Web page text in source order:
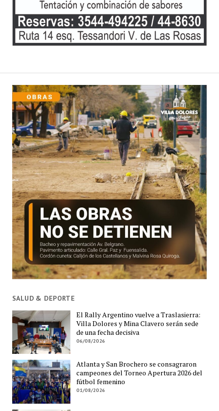
SALUD & DEPORTE
El Rally Argentino vuelve a Traslasierra:
Villa Dolores y Mina Clavero serán sede
de una fecha decisiva
06/08/2026
Atlanta y San Brochero se consagraron
campeones del Torneo Apertura 2026 del
fútbol femenino
01/08/2026